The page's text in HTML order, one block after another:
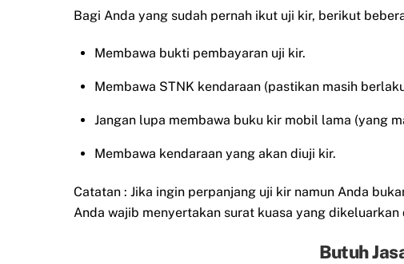
Bagi Anda yang sudah pernah ikut uji kir, berikut
Membawa bukti pembayaran uji kir.
Membawa STNK kendaraan (pastikan masih
Jangan lupa membawa buku kir mobil lama (yang
Membawa kendaraan yang akan diuji kir.
Catatan : Jika ingin perpanjang uji kir namun Anda
Anda wajib menyertakan surat kuasa yang dikeluarkan
Butuh